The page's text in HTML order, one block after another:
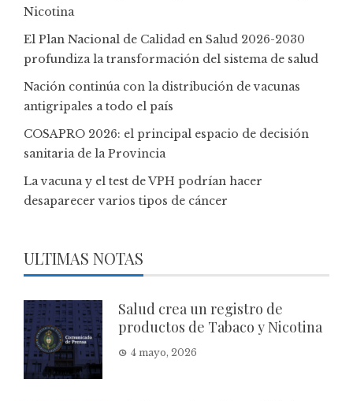
Nicotina
El Plan Nacional de Calidad en Salud 2026-2030
profundiza la transformación del sistema de salud
Nación continúa con la distribución de vacunas
antigripales a todo el país
COSAPRO 2026: el principal espacio de decisión
sanitaria de la Provincia
La vacuna y el test de VPH podrían hacer
desaparecer varios tipos de cáncer
ULTIMAS NOTAS
Salud crea un registro de
productos de Tabaco y Nicotina
4 mayo, 2026